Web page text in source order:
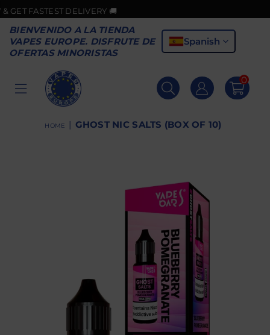
DELIVERY 🚚
BIENVENIDO A LA TIENDA
VAPES EUROPE. DISFRUTE DE
OFERTAS MINORISTAS
Spanish
VAPES
EUROPE
0
HOME | GHOST NIC SALTS (BOX OF 10)